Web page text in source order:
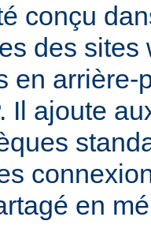
conçu
des
en arrière-
Il ajoute
en